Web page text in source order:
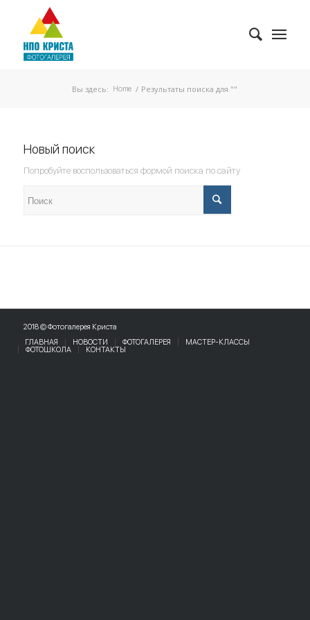
Вы здесь: Home / Результаты поиска для ""
Новый поиск
Попробуйте воспользоваться формой поиска по сайту
2018 © Фотогалерея Криста
ГЛАВНАЯ
НОВОСТИ ФОТОГАЛЕРЕЯ
МАСТЕР-КЛАССЫ
ФОТОШКОЛА
КОНТАКТЫ